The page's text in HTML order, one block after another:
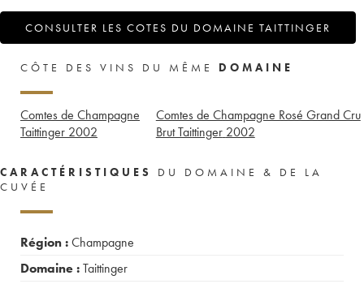
CONSULTER LES COTES DU DOMAINE TAITTINGER
CÔTE DES VINS DU MÊME DOMAINE
Comtes de Champagne
Taittinger 2002
Comtes de Champagne Rosé Grand Cru
Brut Taittinger 2002
CARACTÉRISTIQUES
DU DOMAINE & DE LA
CUVÉE
Région :Champagne
Domaine :Taittinger